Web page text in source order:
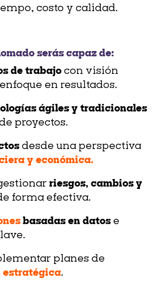
costo y calidad.
serás capaz de:
de trabajo con visión
en resultados.
ágiles y tradicionales
proyectos.
desde una perspectiva
y económica.
riesgos, cambios y
forma efectiva.
basadas en datos e
planes de
estratégica.